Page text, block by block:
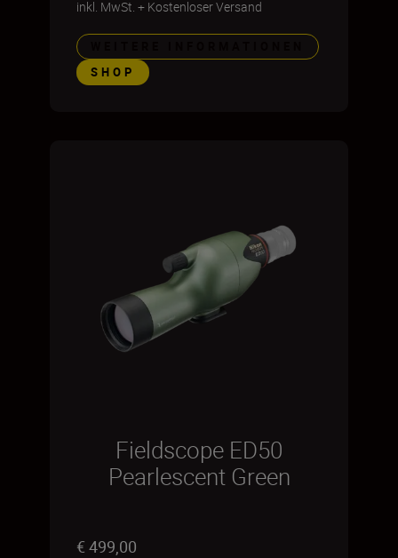
inkl. MwSt. + Kostenloser Versand
SHOP
Fieldscope ED50
Pearlescent Green
€ 499,00